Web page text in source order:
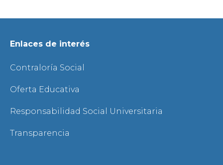
Enlaces de interés
Contraloría Social
Oferta Educativa
Responsabilidad Social Universitaria
Transparencia